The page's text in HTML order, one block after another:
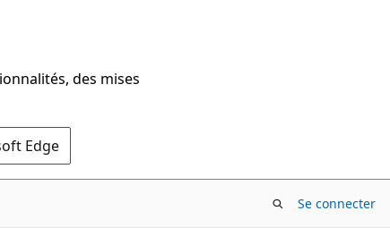
des mises
Edge
Se connecter